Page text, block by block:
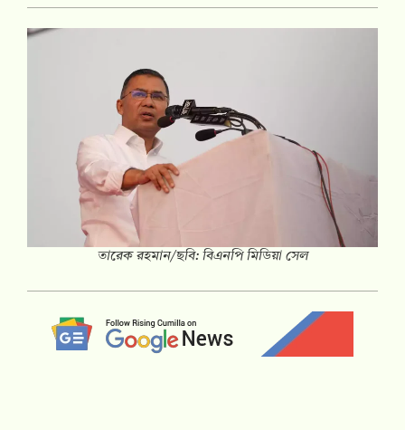
তারেক রহমান/ছবি: বিএনপি মিডিয়া সেল